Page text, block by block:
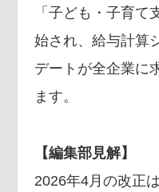
「子ども・子育て
始され、給与計算
デートが全企業に
ます。
【編集部見解】
2026年4月の改正